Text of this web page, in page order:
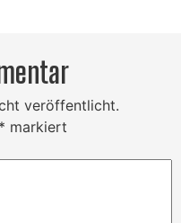
veröffentlicht.
* markiert